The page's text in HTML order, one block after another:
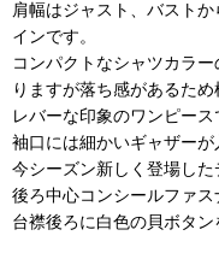
肩幅はジャスト、バスト
インです。
コンパクトなシャツカラ
りますが落ち感があるた
レバーな印象のワンピース
袖口には細かいギャザーが
今シーズン新しく登場した
後ろ中心コンシールファス
台襟後ろに白色の貝ボタン